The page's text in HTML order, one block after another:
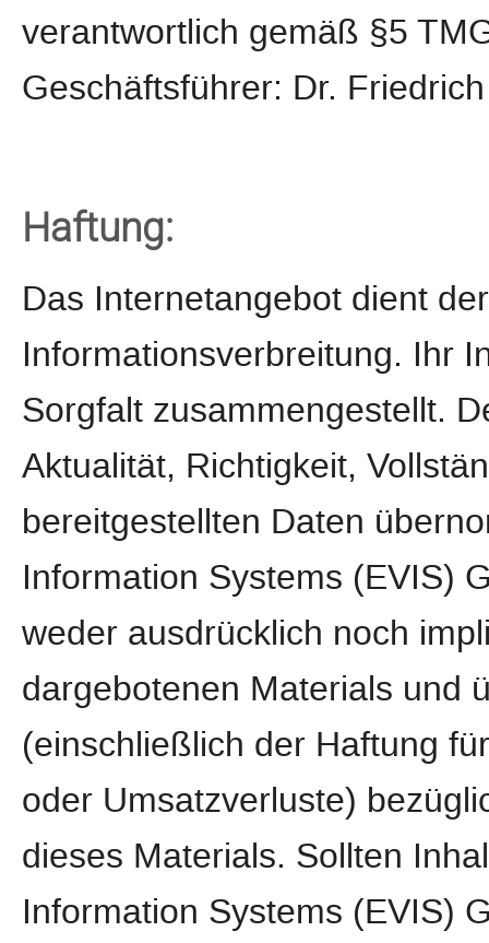
verantwortlich gemäß §5
Geschäftsführer: Dr.
Haftung:
Das Internetangebot dient
Informationsverbreitung. Ihr
Sorgfalt zusammengestellt.
Aktualität, Richtigkeit,
bereitgestellten Daten
Information Systems (EVIS)
weder ausdrücklich noch
dargebotenen Materials und
(einschließlich der Haftung
oder Umsatzverluste)
dieses Materials. Sollten
Information Systems (EVIS)